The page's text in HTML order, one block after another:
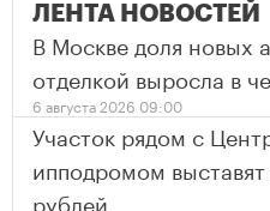
ЛЕНТА НОВОСТЕЙ
В Москве доля новых
отделкой выросла в
6 августа 2026 09:00
Участок рядом с
ипподромом
рублей